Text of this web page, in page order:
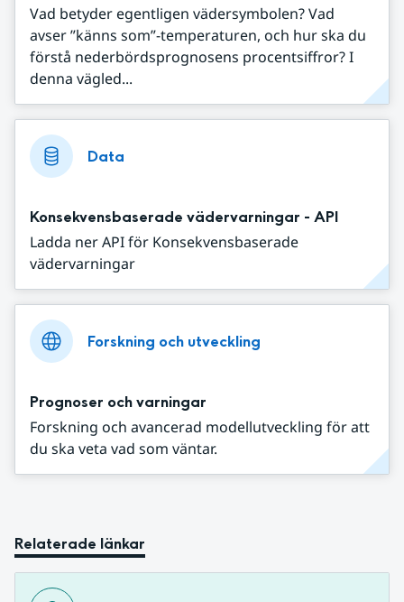
Vad betyder egentligen vädersymbolen? Vad
avser ”känns som”-temperaturen, och hur ska du
förstå nederbördsprognosens procentsiffror? I
denna vägled...
Data
Konsekvensbaserade vädervarningar - API
Ladda ner API för Konsekvensbaserade
vädervarningar
Forskning och utveckling
Prognoser och varningar
Forskning och avancerad modellutveckling för att
du ska veta vad som väntar.
Relaterade länkar